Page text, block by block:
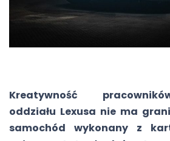
Kreatywność
oddziału Lexusa nie ma
samochód wykonany z